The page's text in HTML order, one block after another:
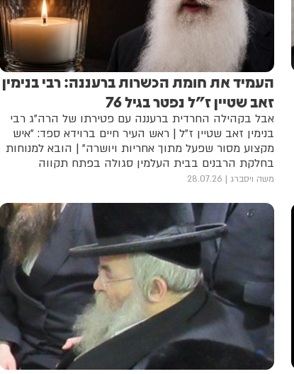
העמיד את חומת הכשרות ברעננה: רבי בנימין
זאב שטיין ז"ל נפטר בגיל 76
אבל בקהילה החרדית ברעננה עם פטירתו של הרה"ג רבי
בנימין זאב שטיין ז"ל | ראש העיר חיים ברוידא ספד: "איש
מקצוע מסור שפעל מתוך אחריות ויושרה" | הובא למנוחות
בחלקת הרבנים בבית העלמין סגולה בפתח תקווה
משה ויסברג 28.07.26